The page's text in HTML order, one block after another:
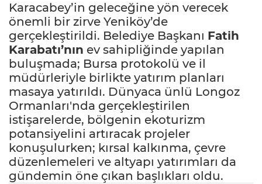
Karacabey’in geleceğine yön verecek
önemli bir zirve Yeniköy’de
gerçekleştirildi. Belediye Başkanı Fatih
Karabatı’nın ev sahipliğinde yapılan
buluşmada; Bursa protokolü ve il
müdürleriyle birlikte yatırım planları
masaya yatırıldı. Dünyaca ünlü Longoz
Ormanları'nda gerçekleştirilen
istişarelerde, bölgenin ekoturizm
potansiyelini artıracak projeler
konuşulurken; kırsal kalkınma, çevre
düzenlemeleri ve altyapı yatırımları da
gündemin öne çıkan başlıkları oldu.